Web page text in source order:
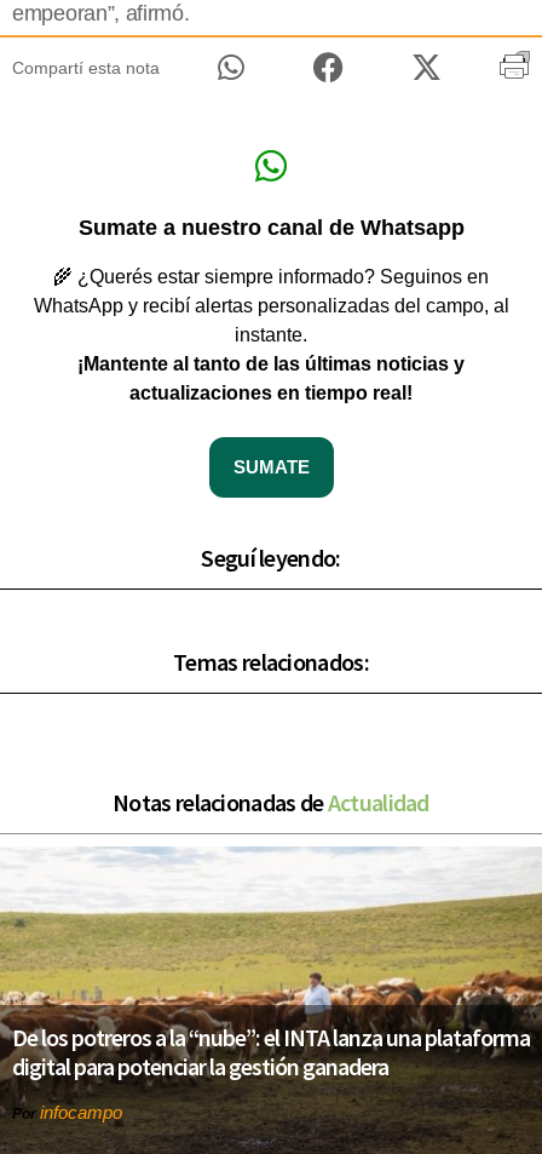
empeoran”, afirmó.
Compartí esta nota
Sumate a nuestro canal de Whatsapp
🌾 ¿Querés estar siempre informado? Seguinos en
WhatsApp y recibí alertas personalizadas del campo, al
instante.
¡Mantente al tanto de las últimas noticias y
actualizaciones en tiempo real!
SUMATE
Seguí leyendo:
Temas relacionados:
Notas relacionadas deActualidad
De los potreros a la “nube”: el INTA lanza una plataforma
digital para potenciar la gestión ganadera
Por infocampo